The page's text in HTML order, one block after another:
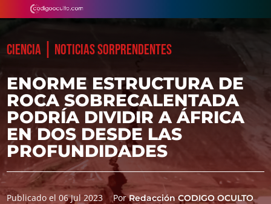
CIENCIA NOTICIAS SORPRENDENTES
ENORME ESTRUCTURA DE
ROCA SOBRECALENTADA
PODRÍA DIVIDIR A ÁFRICA
EN DOS DESDE LAS
PROFUNDIDADES
Publicado el 06 Jul 2023 PorRedacción CODIGO OCULTO